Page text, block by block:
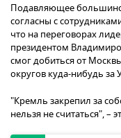
Подавляющее
согласны с
что на переговорах
президентом
смог добиться от
округов куда-нибудь за
"Кремль закрепил за
нельзя не считаться", –